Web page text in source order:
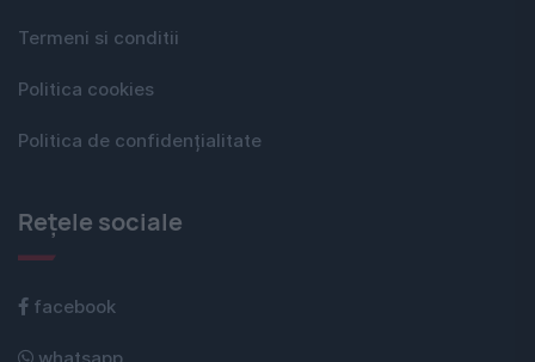
Termeni si conditii
Politica cookies
Politica de confidențialitate
Rețele sociale
facebook